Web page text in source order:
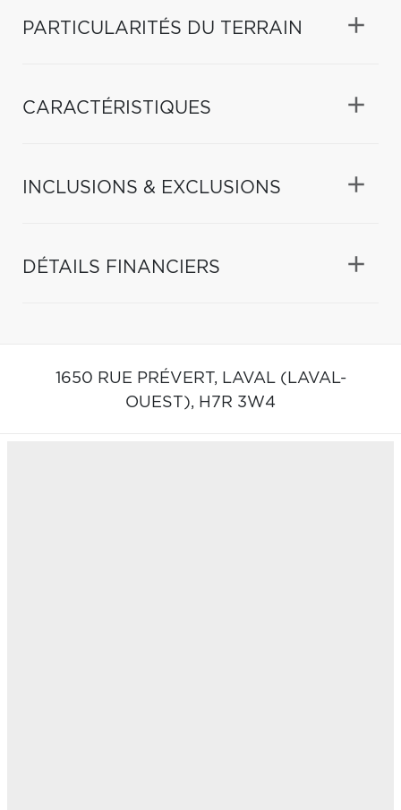
PARTICULARITÉS DU TERRAIN
CARACTÉRISTIQUES
INCLUSIONS & EXCLUSIONS
DÉTAILS FINANCIERS
1650 RUE PRÉVERT, LAVAL (LAVAL-
OUEST), H7R 3W4